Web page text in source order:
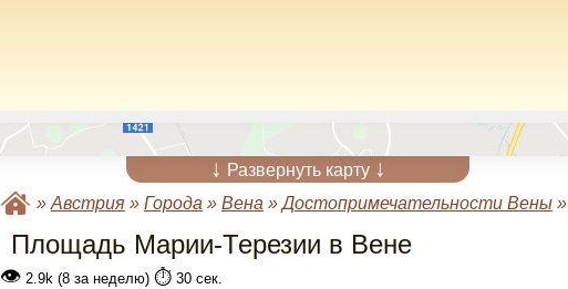
↓ Развернуть карту ↓
» Австрия» Города » Вена »Достопримечательности Вены»
Площадь Марии-Терезии в Вене
👁2.9k (8 за неделю) ⏱️30 сек.